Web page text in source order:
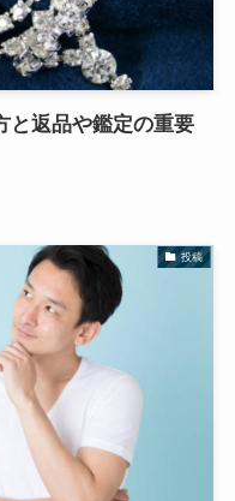
と返品や鑑定の重要
投稿